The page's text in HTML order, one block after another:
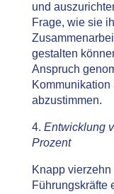
und
Frage, wie sie
gestalten
Anspruch
abzustimmen.
4. Entwicklung
Prozent
Knapp
Führungskräfte